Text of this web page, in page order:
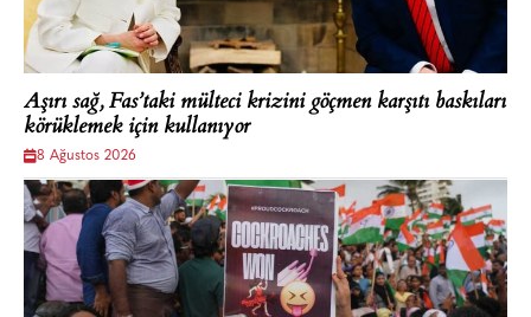
Aşırı sağ, Fas’taki mülteci krizini göçmen karşıtı baskıları
körüklemek için kullanıyor
8 Ağustos 2026